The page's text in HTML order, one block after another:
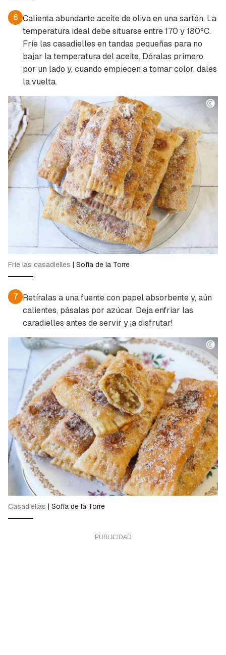
6 Calienta abundante aceite de oliva en una sartén. La
temperatura ideal debe situarse entre 170 y 180ºC.
Fríe las casadielles en tandas pequeñas para no
bajar la temperatura del aceite. Dóralas primero
por un lado y, cuando empiecen a tomar color, dales
la vuelta.
Fríe las casadielles | Sofía de la Torre
7 Retíralas a una fuente con papel absorbente y, aún
calientes, pásalas por azúcar. Deja enfriar las
caradielles antes de servir y ¡a disfrutar!
Casadiellas | Sofía de la Torre